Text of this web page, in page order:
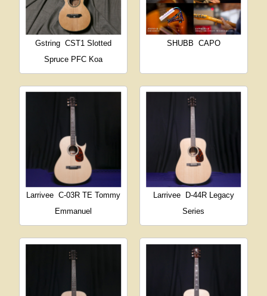
Gstring CST1 Slotted
Spruce PFC Koa
SHUBB CAPO
Larrivee C-03R TE Tommy
Emmanuel
Larrivee
D-44R Legacy
Series